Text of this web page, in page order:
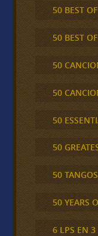
50 BEST OF
50 BEST
50
50
50
50
50
50 YEARS
6 LPS EN 3